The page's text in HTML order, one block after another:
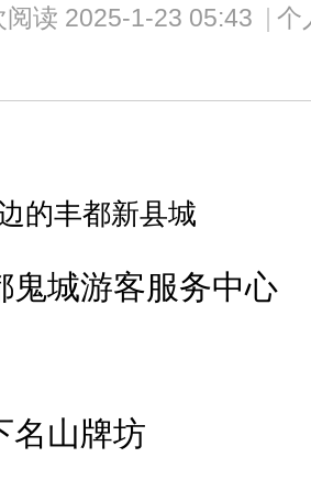
阅读 2025-1-23 05:43
个
的丰都新县城
鬼城游客服务中心
名山牌坊